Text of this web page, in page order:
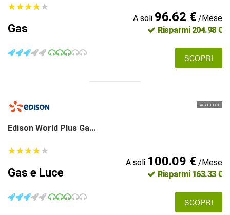
★★★★★
★★★★★
Gas
A soli 96.62 €/Mese
Risparmi 204.98 €
SCOPRI
GAS E LUCE
Edison World Plus Ga...
★★★★★
★★★★★
Gas e Luce
A soli 100.09 €/Mese
Risparmi 163.33 €
SCOPRI